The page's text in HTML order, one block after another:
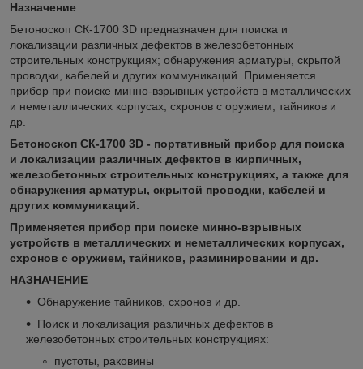
Назначение
Бетоноскоп СК-1700 3D предназначен для поиска и
локализации различных дефектов в железобетонных
строительных конструкциях; обнаружения арматуры, скрытой
проводки, кабелей и других коммуникаций. Применяется
прибор при поиске минно-взрывных устройств в металлических
и неметаллических корпусах, схронов с оружием, тайников и
др.
Бетоноскоп СК-1700 3D - портативный прибор для поиска
и локализации различных дефектов в кирпичных,
железобетонных строительных конструкциях, а также для
обнаружения арматуры, скрытой проводки, кабелей и
других коммуникаций.
Применяется прибор при поиске минно-взрывных
устройств в металлических и неметаллических корпусах,
схронов с оружием, тайников, разминировании и др.
НАЗНАЧЕНИЕ
Обнаружение тайников, схронов и др.
Поиск и локализация различных дефектов в
железобетонных строительных конструкциях:
пустоты, раковины